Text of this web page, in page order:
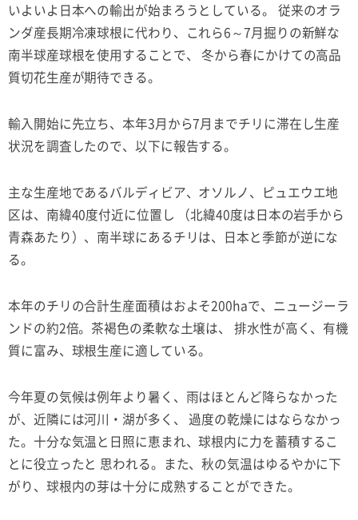
いよいよ日本への輸出が始まろうとしている。 従来のオラ
ンダ産長期冷凍球根に代わり、これら6～7月掘りの新鮮な
南半球産球根を使用することで、 冬から春にかけての高品
質切花生産が期待できる。
輸入開始に先立ち、本年3月から7月までチリに滞在し生産
状況を調査したので、以下に報告する。
主な生産地であるバルディビア、オソルノ、ピュエウエ地
区は、南緯40度付近に位置し （北緯40度は日本の岩手から
青森あたり）、南半球にあるチリは、日本と季節が逆にな
る。
本年のチリの合計生産面積はおよそ200haで、ニュージーラ
ンドの約2倍。茶褐色の柔軟な土壌は、 排水性が高く、有機
質に富み、球根生産に適している。
今年夏の気候は例年より暑く、雨はほとんど降らなかった
が、近隣には河川・湖が多く、 過度の乾燥にはならなかっ
た。十分な気温と日照に恵まれ、球根内に力を蓄積するこ
とに役立ったと 思われる。また、秋の気温はゆるやかに下
がり、球根内の芽は十分に成熟することができた。